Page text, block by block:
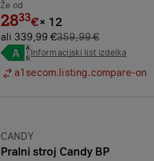
Že od
2833€× 12
ali 339,99 €359,99 €
Informacijski list izdelka
a1secom.listing.compare-on
Znamka:
CANDY
Pralni stroj Candy BP